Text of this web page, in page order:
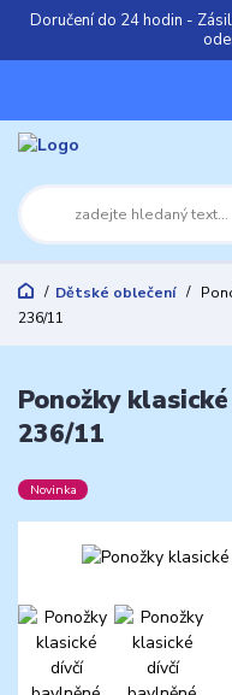
Doručení do 24 hodin -
Dětské oblečení
236/11
Ponožky
236/11
Novinka